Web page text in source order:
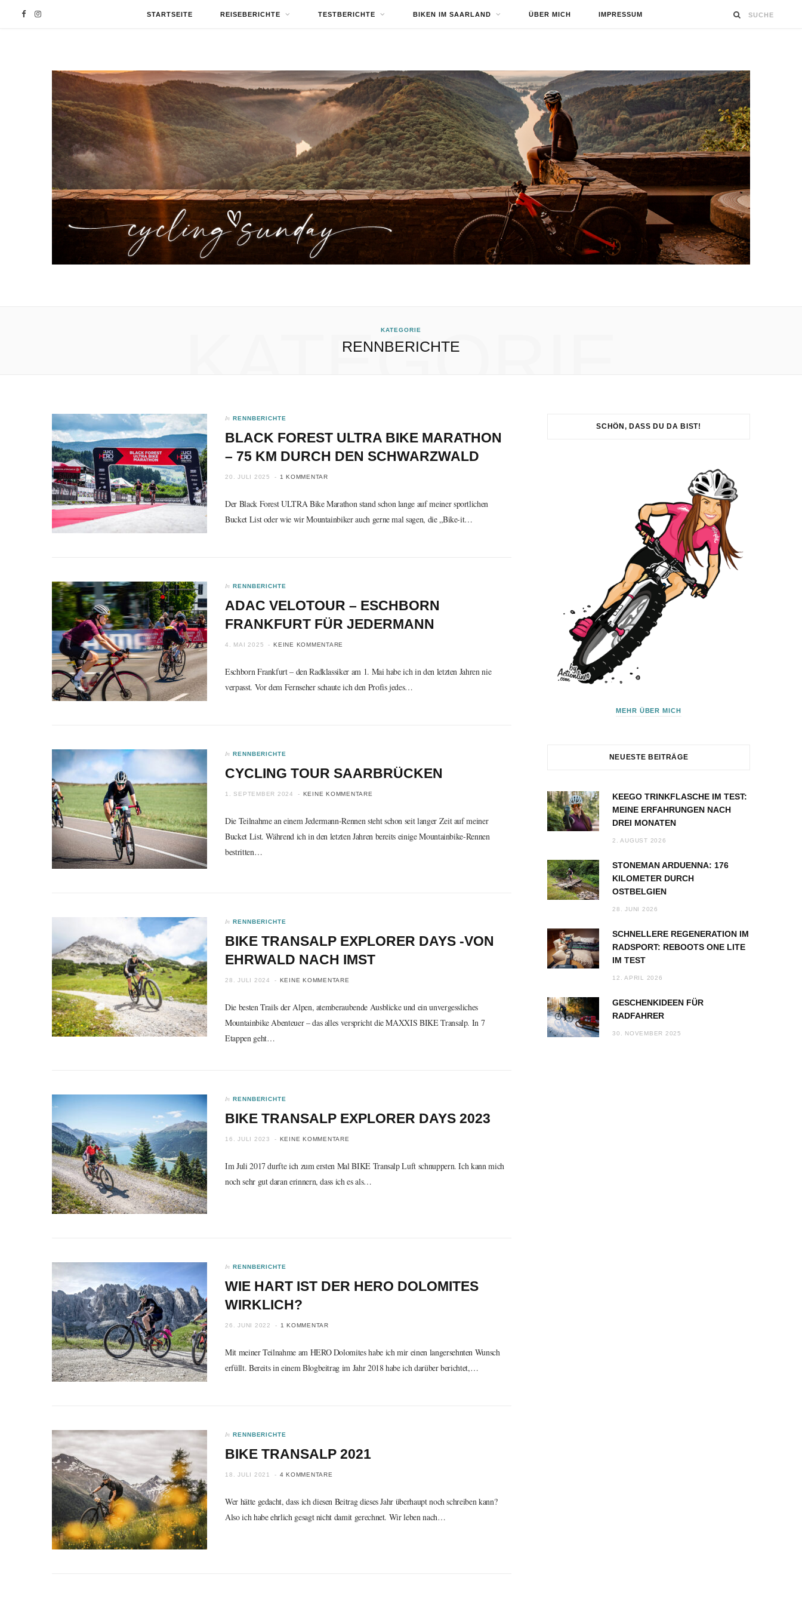
F I STARTSEITE REISEBERICHTE TESTBERICHTE BIKEN IM SAARLAND ÜBER MICH IMPRESSUM
KATEGORIE
RENNBERICHTE
KATEGORIE
In RENNBERICHTE
BLACK FOREST ULTRA BIKE MARATHON
– 75 KM DURCH DEN SCHWARZWALD
20. JULI 2025 1 KOMMENTAR
Der Black Forest ULTRA Bike Marathon stand schon lange auf meiner sportlichen
Bucket List oder wie wir Mountainbiker auch gerne mal sagen, die „Bike-it…
In RENNBERICHTE
ADAC VELOTOUR – ESCHBORN
FRANKFURT FÜR JEDERMANN
4. MAI 2025 KEINE KOMMENTARE
Eschborn Frankfurt – den Radklassiker am 1. Mai habe ich in den letzten Jahren nie
verpasst. Vor dem Fernseher schaute ich den Profis jedes…
In RENNBERICHTE
CYCLING TOUR SAARBRÜCKEN
1. SEPTEMBER 2024 KEINE KOMMENTARE
Die Teilnahme an einem Jedermann-Rennen steht schon seit langer Zeit auf meiner
Bucket List. Während ich in den letzten Jahren bereits einige Mountainbike-Rennen
bestritten…
In RENNBERICHTE
BIKE TRANSALP EXPLORER DAYS -VON
EHRWALD NACH IMST
28. JULI 2024 KEINE KOMMENTARE
Die besten Trails der Alpen, atemberaubende Ausblicke und ein unvergessliches
Mountainbike Abenteuer – das alles verspricht die MAXXIS BIKE Transalp. In 7
Etappen geht…
In RENNBERICHTE
BIKE TRANSALP EXPLORER DAYS 2023
16. JULI 2023 KEINE KOMMENTARE
Im Juli 2017 durfte ich zum ersten Mal BIKE Transalp Luft schnuppern. Ich kann mich
noch sehr gut daran erinnern, dass ich es als…
In RENNBERICHTE
WIE HART IST DER HERO DOLOMITES
WIRKLICH?
26. JUNI 2022 1 KOMMENTAR
Mit meiner Teilnahme am HERO Dolomites habe ich mir einen langersehnten Wunsch
erfüllt. Bereits in einem Blogbeitrag im Jahr 2018 habe ich darüber berichtet,…
In RENNBERICHTE
BIKE TRANSALP 2021
18. JULI 2021 4 KOMMENTARE
Wer hätte gedacht, dass ich diesen Beitrag dieses Jahr überhaupt noch schreiben kann?
Also ich habe ehrlich gesagt nicht damit gerechnet. Wir leben nach…
SCHÖN, DASS DU DA BIST!
MEHR ÜBER MICH
NEUESTE BEITRÄGE
KEEGO TRINKFLASCHE IM TEST:
MEINE ERFAHRUNGEN NACH
DREI MONATEN
2. AUGUST 2026
STONEMAN ARDUENNA: 176
KILOMETER DURCH
OSTBELGIEN
28. JUNI 2026
SCHNELLERE REGENERATION IM
RADSPORT: REBOOTS ONE LITE
IM TEST
12. APRIL 2026
GESCHENKIDEEN FÜR
RADFAHRER
30. NOVEMBER 2025